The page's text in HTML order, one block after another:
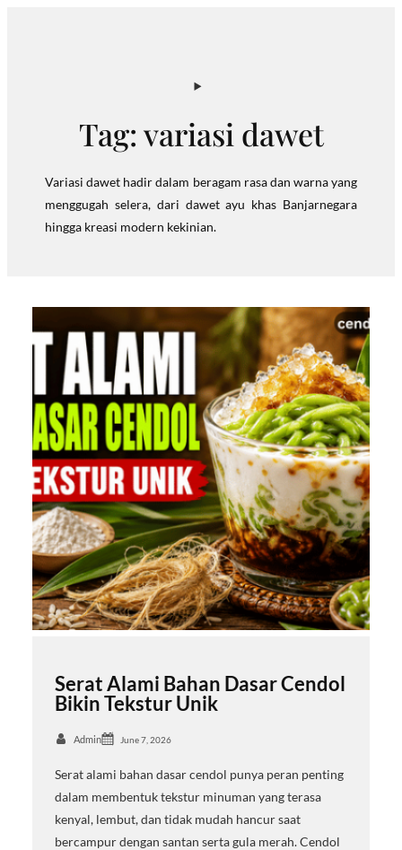
Tag: variasi dawet
Variasi dawet hadir dalam beragam rasa dan warna yang
menggugah selera, dari dawet ayu khas Banjarnegara
hingga kreasi modern kekinian.
Serat Alami Bahan Dasar Cendol
Bikin Tekstur Unik
Admin June 7, 2026
Serat alami bahan dasar cendol punya peran penting
dalam membentuk tekstur minuman yang terasa
kenyal, lembut, dan tidak mudah hancur saat
bercampur dengan santan serta gula merah. Cendol